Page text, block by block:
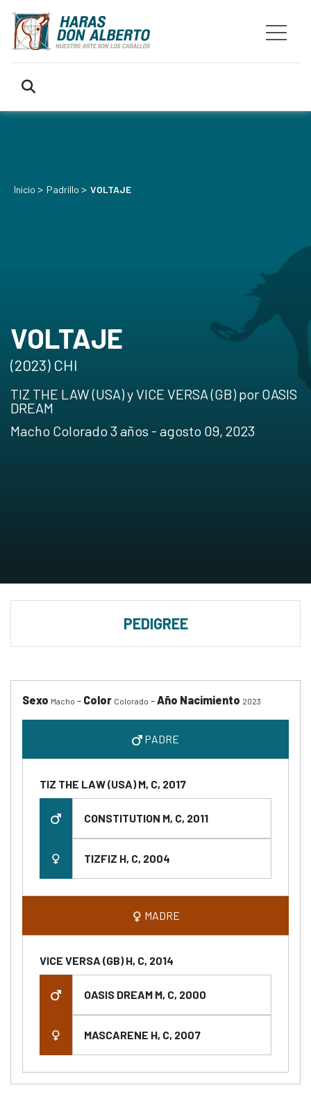
Inicio > Padrillo > VOLTAJE
VOLTAJE
(2023) CHI
TIZ THE LAW (USA) y VICE VERSA (GB) por OASIS
DREAM
Macho Colorado 3 años - agosto 09, 2023
PEDIGREE
Sexo Macho - Color Colorado -Año Nacimiento 2023
PADRE
TIZ THE LAW (USA) M, C, 2017
CONSTITUTION M, C, 2011
TIZFIZ H, C, 2004
MADRE
VICE VERSA (GB) H, C, 2014
OASIS DREAM M, C, 2000
MASCARENE H, C, 2007